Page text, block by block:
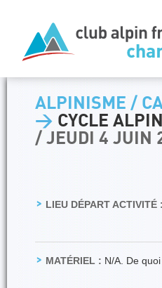
ALPINISME /
> CYCLE
/ JEUDI 4 JUIN
LIEU DÉPART ACTIVITÉ :
MATÉRIEL : N/A. De